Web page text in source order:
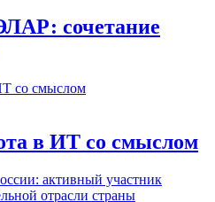
сочетание
в ИТ со смыслом